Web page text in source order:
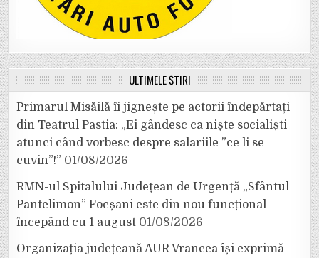
ULTIMELE ȘTIRI
Primarul Misăilă îi jignește pe actorii îndepărtați
din Teatrul Pastia: „Ei gândesc ca niște socialiști
atunci când vorbesc despre salariile ”ce li se
cuvin”!” 01/08/2026
RMN-ul Spitalului Județean de Urgență „Sfântul
Pantelimon” Focșani este din nou funcțional
începând cu 1 august 01/08/2026
Organizația județeană AUR Vrancea își exprimă